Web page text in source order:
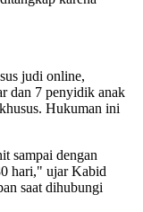
judi online,
dan 7 penyidik anak
Hukuman ini
sampai dengan
hari," ujar Kabid
saat dihubungi